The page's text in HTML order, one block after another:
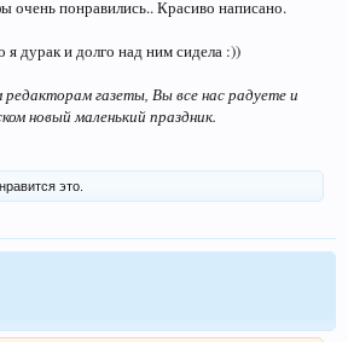
очень понравились.. Красиво написано.
дурак и долго над ним сидела :))
газеты, Вы все нас радуете и
новый маленький праздник.
нравится это.